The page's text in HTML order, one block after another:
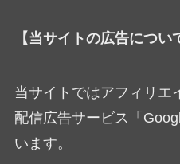
【当サイトの広告につい
当サイトではアフィリエ
配信広告サービス「
います。